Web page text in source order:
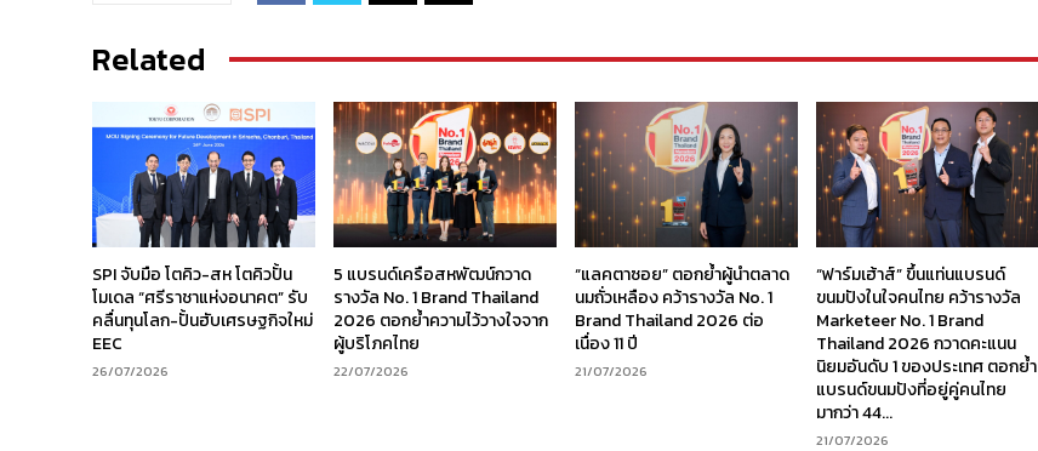
Related
SPI จับมือ โตคิว-สห โตคิวปั้น
โมเดล “ศรีราชาแห่งอนาคต” รับ
คลื่นทุนโลก-ปั้นฮับเศรษฐกิจใหม่
EEC
26/07/2026
5 แบรนด์เครือสหพัฒน์กวาด
รางวัล No. 1 Brand Thailand
2026 ตอกย้ำความไว้วางใจจาก
ผู้บริโภคไทย
22/07/2026
“แลคตาซอย” ตอกย้ำผู้นำตลาด
นมถั่วเหลือง คว้ารางวัล No. 1
Brand Thailand 2026 ต่อ
เนื่อง 11 ปี
21/07/2026
“ฟาร์มเฮ้าส์” ขึ้นแท่นแบรนด์
ขนมปังในใจคนไทย คว้ารางวัล
Marketeer No. 1 Brand
Thailand 2026 กวาดคะแนน
นิยมอันดับ 1 ของประเทศ ตอกย้ำ
แบรนด์ขนมปังที่อยู่คู่คนไทย
มากว่า 44...
21/07/2026